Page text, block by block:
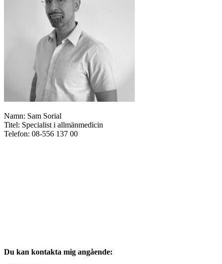
Namn: Sam Sorial
Titel: Specialist i allmänmedicin
Telefon: 08-556 137 00
Du kan kontakta mig angående: